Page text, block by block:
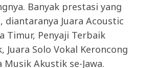
Banyak prestasi yang
Juara Acoustic
Timur, Penyaji Terbaik
Solo Vokal Keroncong
Akustik se-Jawa.